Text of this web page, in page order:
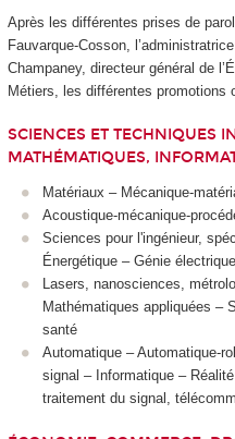
Après les différentes prises de
Fauvarque-Cosson,
Champaney, directeur général de
Métiers, les différentes promotions
SCIENCES ET TECHNIQUES
MATHÉMATIQUES,
Matériaux – Mécanique-
Acoustique-mécanique-
Sciences pour l'ingénieur,
Énergétique – Génie
Lasers, nanosciences,
Mathématiques appliquées –
santé
Automatique – Automatique-
signal – Informatique –
traitement du signal,